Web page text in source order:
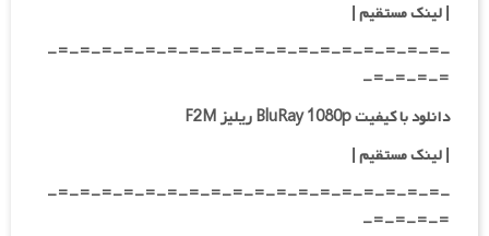
|لینک مستقیم|
-=-=-=-=-=-=-=-=-=-=-=-=-=-=-=-=-=-=-
=-=-=-=-
دانلود با کیفیت BluRay 1080p ریلیز F2M
|لینک مستقیم|
-=-=-=-=-=-=-=-=-=-=-=-=-=-=-=-=-=-=-
=-=-=-=-